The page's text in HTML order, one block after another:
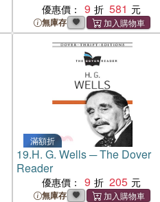
優惠價： 9 581
無庫存
滿額折
19.H. G. Wells ─ The Dover
Reader
優惠價： 9 205
無庫存